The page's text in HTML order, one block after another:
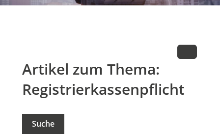
Artikel zum Thema:
Registrierkassenpflicht
Suche